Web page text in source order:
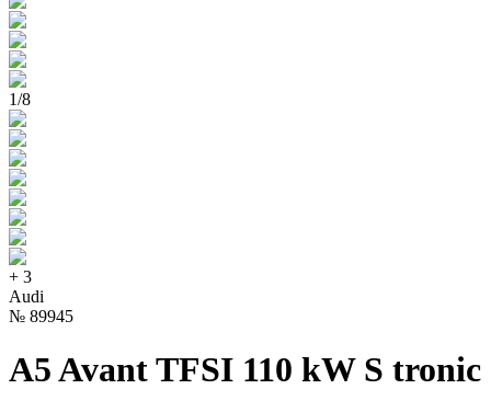
1/8
+ 3
Audi
№ 89945
A5 Avant TFSI 110 kW S tronic